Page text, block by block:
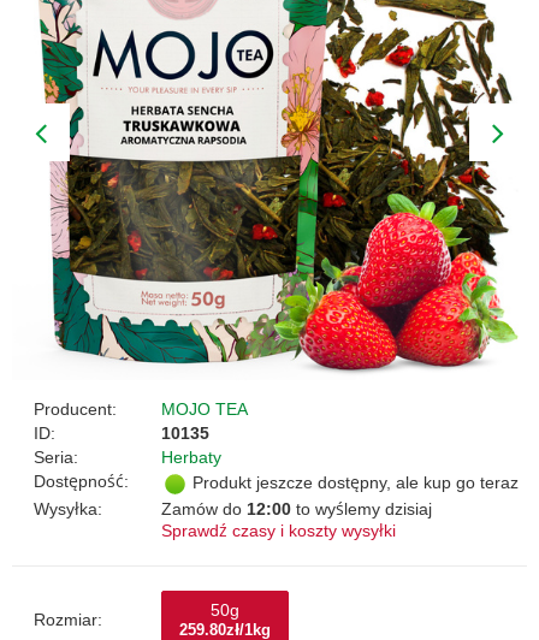
Producent:
MOJO TEA
ID:
10135
Seria:
Herbaty
Dostępność:
Produkt jeszcze dostępny, ale kup go teraz
Wysyłka:
Zamów do 12:00 to wyślemy dzisiaj
Sprawdź czasy i koszty wysyłki
Rozmiar: 50g
259.80zł/1kg